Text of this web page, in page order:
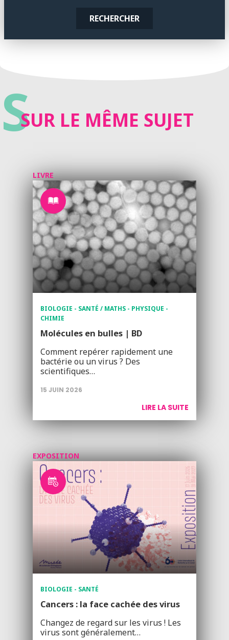
RECHERCHER
SSUR LE MÊME SUJET
LIVRE
BIOLOGIE - SANTÉ / MATHS - PHYSIQUE -
CHIMIE
Molécules en bulles | BD
Comment repérer rapidement une
bactérie ou un virus ? Des
scientifiques…
15 JUIN 2026
LIRE LA SUITE
EXPOSITION
BIOLOGIE - SANTÉ
Cancers : la face cachée des virus
Changez de regard sur les virus ! Les
virus sont généralement…